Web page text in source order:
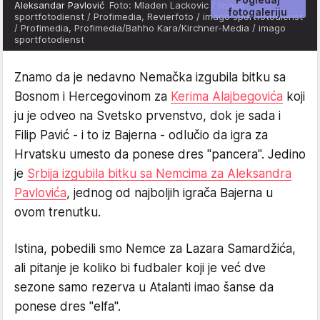
fotogaleriju
Aleksandar Pavlović Foto: Mladen Lackovic / imago
sportfotodienst / Profimedia, Revierfoto / imago sportfotodienst
/ Profimedia, Profimedia/Bahho Kara/Kirchner-Media / imago
sportfotodienst
Znamo da je nedavno Nemačka izgubila bitku sa
Bosnom i Hercegovinom za Kerima Alajbegovića koji
ju je odveo na Svetsko prvenstvo, dok je sada i
Filip Pavić - i to iz Bajerna - odlučio da igra za
Hrvatsku umesto da ponese dres "pancera". Jedino
je Srbija izgubila bitku sa Nemcima za Aleksandra
Pavlovića, jednog od najboljih igrača Bajerna u
ovom trenutku.
Istina, pobedili smo Nemce za Lazara Samardžića,
ali pitanje je koliko bi fudbaler koji je već dve
sezone samo rezerva u Atalanti imao šanse da
ponese dres "elfa".